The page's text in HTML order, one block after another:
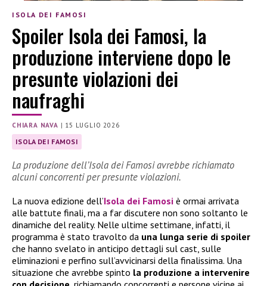
ISOLA DEI FAMOSI
Spoiler Isola dei Famosi, la
produzione interviene dopo le
presunte violazioni dei
naufraghi
CHIARA NAVA | 15 LUGLIO 2026
ISOLA DEI FAMOSI
La produzione dell’Isola dei Famosi avrebbe richiamato
alcuni concorrenti per presunte violazioni.
La nuova edizione dell’Isola dei Famosi è ormai arrivata
alle battute finali, ma a far discutere non sono soltanto le
dinamiche del reality. Nelle ultime settimane, infatti, il
programma è stato travolto da una lunga serie di spoiler
che hanno svelato in anticipo dettagli sul cast, sulle
eliminazioni e perfino sull’avvicinarsi della finalissima. Una
situazione che avrebbe spinto la produzione a intervenire